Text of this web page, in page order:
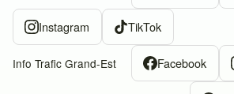
Instagram TikTok
Info Trafic Grand-Est Facebook